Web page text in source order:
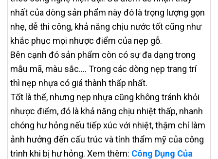
nhất của dòng sản phẩm này đó là trọng lượng gọn
nhẹ, dễ thi công, khả năng chịu nước tốt cũng như
khắc phục mọi nhược điểm của nẹp gỗ.
Bên cạnh đó sản phẩm còn có sự đa dạng trong
mẫu mã, màu sắc…. Trong các dòng nẹp trang trí
thì nẹp nhựa có giá thành thấp nhất.
Tốt là thế, nhưng nẹp nhựa cũng không tránh khỏi
nhược điểm, đó là khả năng chịu nhiệt thấp, nhanh
chóng hư hỏng nếu tiếp xúc với nhiệt, thậm chí làm
ảnh hưởng đến cấu trúc và tính thẩm mỹ của công
trình khi bị hư hỏng. Xem thêm: Công Dụng Của